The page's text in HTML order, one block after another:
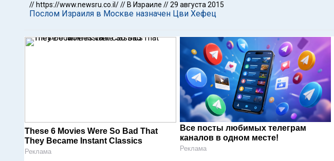
// https://www.newsru.co.il/// В Израиле //29 августа 2015
Послом Израиля в Москве назначен Цви Хефец
These 6 Movies Were So Bad That
They Became Instant Classics
Реклама
Все посты любимых телеграм
каналов в одном месте!
Реклама